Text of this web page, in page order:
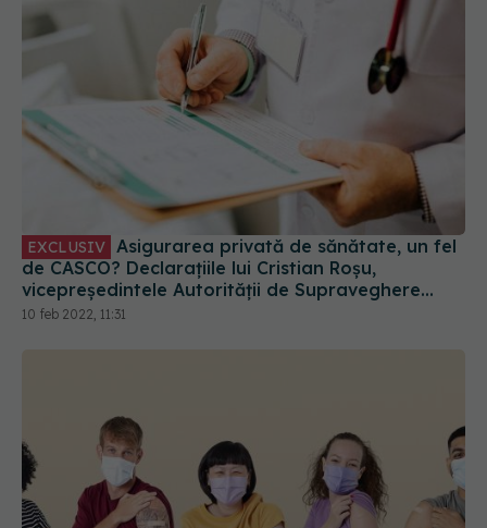
EXCLUSIV
de CASCO? Declarațiile lui Cristian Roșu,
vicepreședintele Autorității de Supraveghere
Financiară
10 feb 2022, 11:31